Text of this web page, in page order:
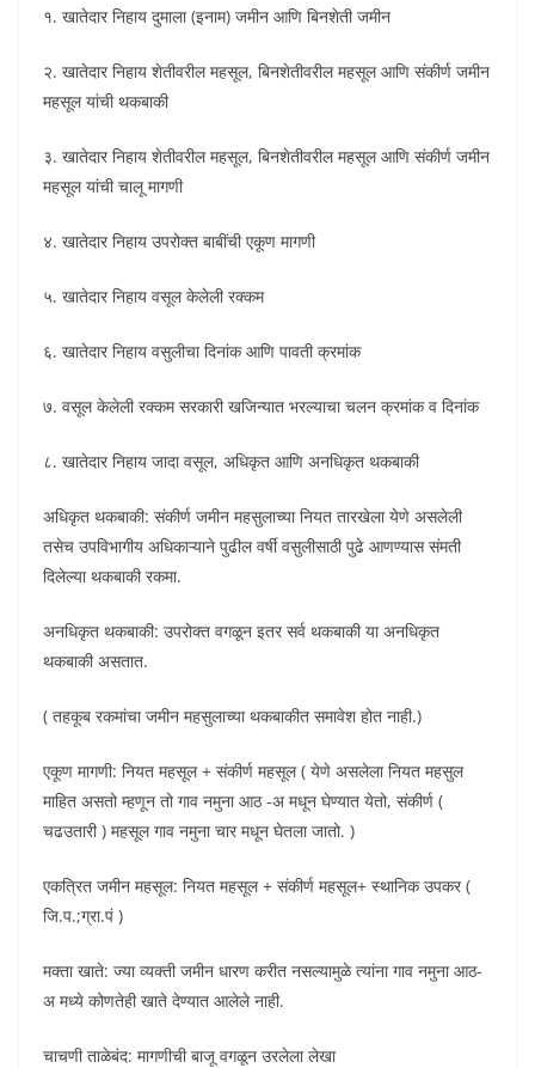
१. खातेदार निहाय दुमाला (इनाम) जमीन आणि बिनशेती जमीन
२. खातेदार निहाय शेतीवरील महसूल, बिनशेतीवरील महसूल आणि संकीर्ण जमीन
महसूल यांची थकबाकी
३. खातेदार निहाय शेतीवरील महसूल, बिनशेतीवरील महसूल आणि संकीर्ण जमीन
महसूल यांची चालू मागणी
४. खातेदार निहाय उपरोक्त बाबींची एकूण मागणी
५. खातेदार निहाय वसूल केलेली रक्कम
६. खातेदार निहाय वसुलीचा दिनांक आणि पावती क्रमांक
७. वसूल केलेली रक्कम सरकारी खजिन्यात भरल्याचा चलन क्रमांक व दिनांक
८. खातेदार निहाय जादा वसूल, अधिकृत आणि अनधिकृत थकबाकी
अधिकृत थकबाकी: संकीर्ण जमीन महसुलाच्या नियत तारखेला येणे असलेली
तसेच उपविभागीय अधिकाऱ्याने पुढील वर्षी वसुलीसाठी पुढे आणण्यास संमती
दिलेल्या थकबाकी रकमा.
अनधिकृत थकबाकी: उपरोक्त वगळून इतर सर्व थकबाकी या अनधिकृत
थकबाकी असतात.
( तहकूब रकमांचा जमीन महसुलाच्या थकबाकीत समावेश होत नाही.)
एकूण मागणी: नियत महसूल + संकीर्ण महसूल ( येणे असलेला नियत महसुल
माहित असतो म्हणून तो गाव नमुना आठ -अ मधून घेण्यात येतो, संकीर्ण (
चढउतारी ) महसूल गाव नमुना चार मधून घेतला जातो. )
एकत्रित जमीन महसूल: नियत महसूल + संकीर्ण महसूल+ स्थानिक उपकर (
जि.प.;ग्रा.पं )
मक्ता खाते: ज्या व्यक्ती जमीन धारण करीत नसल्यामुळे त्यांना गाव नमुना आठ-
अ मध्ये कोणतेही खाते देण्यात आलेले नाही.
चाचणी ताळेबंद: मागणीची बाजू वगळून उरलेला लेखा